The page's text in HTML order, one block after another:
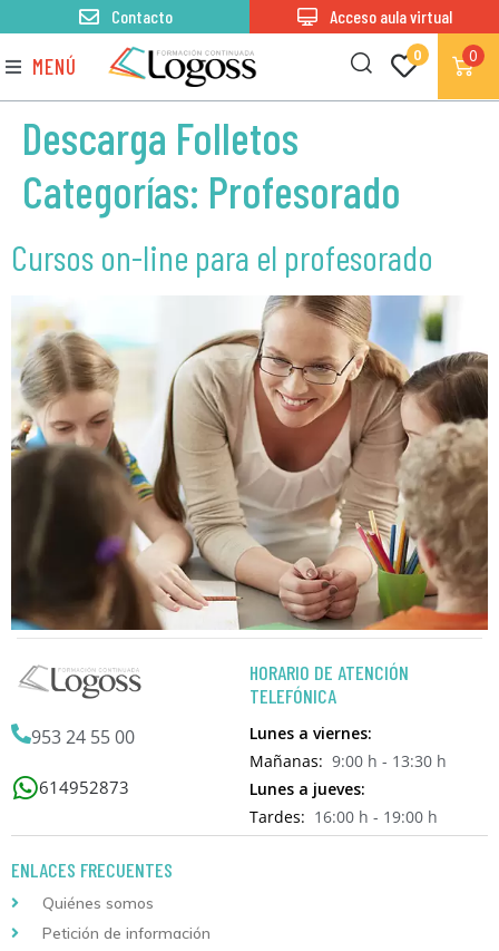
MENÚ 0 0
Contacto Acceso aula virtual
Descarga Folletos
Categorías: Profesorado
Cursos on-line para el profesorado
953 24 55 00
614952873
HORARIO DE ATENCIÓN
TELEFÓNICA
Lunes a viernes:
Mañanas: 9:00 h - 13:30 h
Lunes a jueves:
Tardes: 16:00 h - 19:00 h
ENLACES FRECUENTES
Quiénes somos
Petición de información